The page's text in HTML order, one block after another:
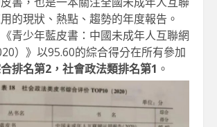
的現狀、熱點、趨勢的年度報告。
青少年藍皮書：中國未成年人互聯網
）》以95.60的綜合得分在所有參加
排名第2，社會政法類排名第1 。